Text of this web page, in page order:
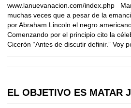
www.lanuevanacion.com/index.php
muchas veces que a pesar de la
por Abraham Lincoln el negro
Comenzando por el principio cito la
Cicerón “Antes de discutir definir.” Voy
EL OBJETIVO ES MATAR